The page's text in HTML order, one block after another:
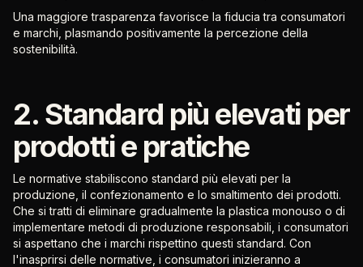
Una maggiore trasparenza favorisce la fiducia tra consumatori
e marchi, plasmando positivamente la percezione della
sostenibilità.
2. Standard più elevati per
prodotti e pratiche
Le normative stabiliscono standard più elevati per la
produzione, il confezionamento e lo smaltimento dei prodotti.
Che si tratti di eliminare gradualmente la plastica monouso o di
implementare metodi di produzione responsabili, i consumatori
si aspettano che i marchi rispettino questi standard. Con
l'inasprirsi delle normative, i consumatori inizieranno a